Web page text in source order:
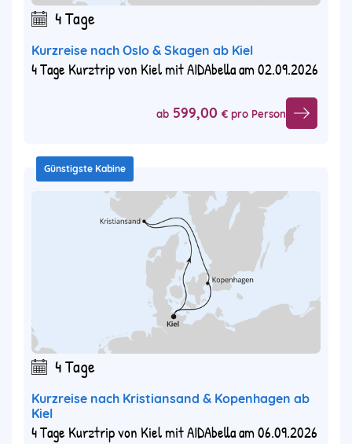
4 Tage
Kurzreise nach Oslo & Skagen ab Kiel
4 Tage Kurztrip von Kiel mit AIDAbella am 02.09.2026
ab 599,00 € pro Person
Günstigste Kabine
4 Tage
Kurzreise nach Kristiansand & Kopenhagen ab
Kiel
4 Tage Kurztrip von Kiel mit AIDAbella am 06.09.2026